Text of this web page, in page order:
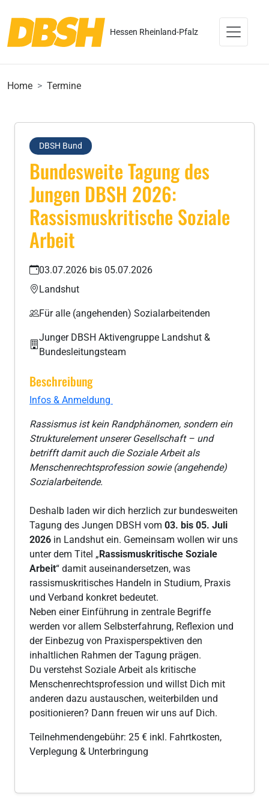
Hessen Rheinland-Pfalz
Home Termine
DBSH Bund
Bundesweite Tagung des
Jungen DBSH 2026:
Rassismuskritische Soziale
Arbeit
03.07.2026 bis 05.07.2026
Landshut
Für alle (angehenden) Sozialarbeitenden
Junger DBSH Aktivengruppe Landshut &
Bundesleitungsteam
Beschreibung
Infos & Anmeldung
Rassismus ist kein Randphänomen, sondern ein
Strukturelement unserer Gesellschaft – und
betrifft damit auch die Soziale Arbeit als
Menschenrechtsprofession sowie (angehende)
Sozialarbeitende.
Deshalb laden wir dich herzlich zur bundesweiten
Tagung des Jungen DBSH vom 03. bis 05. Juli
2026 in Landshut ein. Gemeinsam wollen wir uns
unter dem Titel „Rassismuskritische Soziale
Arbeit“ damit auseinandersetzen, was
rassismuskritisches Handeln in Studium, Praxis
und Verband konkret bedeutet.
Neben einer Einführung in zentrale Begriffe
werden vor allem Selbsterfahrung, Reflexion und
der Einbezug von Praxisperspektiven den
inhaltlichen Rahmen der Tagung prägen.
Du verstehst Soziale Arbeit als kritische
Menschenrechtsprofession und willst Dich mit
anderen dazu austauschen, weiterbilden und
positionieren? Dann freuen wir uns auf Dich.
Teilnehmendengebühr: 25 € inkl. Fahrtkosten,
Verplegung & Unterbringung